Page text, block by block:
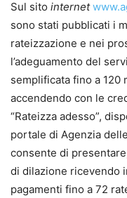
Sul sito internet
sono stati pubblicati i
rateizzazione e nei
l’adeguamento del
semplificata fino a 120
accendendo con le
“Rateizza adesso”,
portale di Agenzia
consente di
di dilazione ricevendo
pagamenti fino a 72